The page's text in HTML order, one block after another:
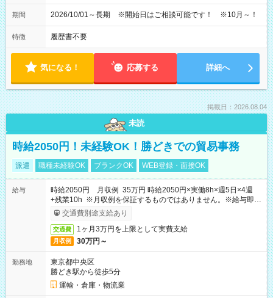
期間 2026/10/01～長期 ※開始日はご相談可能です！ ※10月～！
特徴 履歴書不要
気になる！ 応募する 詳細へ
掲載日：2026.08.04
未読
時給2050円！未経験OK！勝どきでの貿易事務
派遣 職種未経験OK ブランクOK WEB登録・面接OK
給与
時給2050円 月収例 35万円 時給2050円×実働8h×週5日×4週
+残業10h ※月収例を保証するものではありません。※給与即受
取りサービス利用可（利用条件有）
交通費別途支給あり
交通費 1ヶ月3万円を上限として実費支給
月収例 30万円～
勤務地
東京都中央区
勝どき駅から徒歩5分
運輸・倉庫・物流業